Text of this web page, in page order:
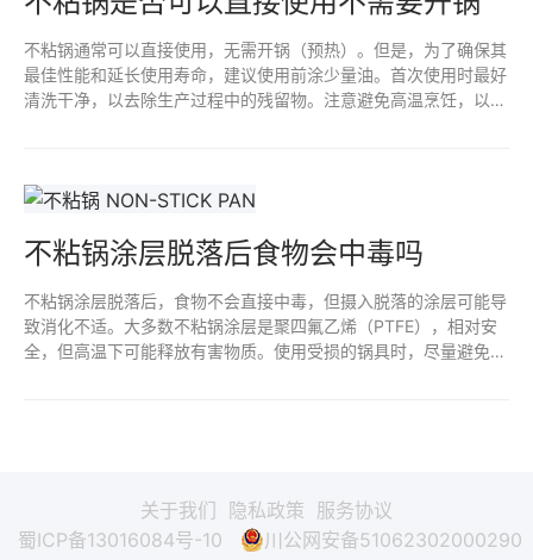
不粘锅通常可以直接使用，无需开锅（预热）。但是，为了确保其
最佳性能和延长使用寿命，建议使用前涂少量油。首次使用时最好
清洗干净，以去除生产过程中的残留物。注意避免高温烹饪，以防
不粘锅涂层脱落后食物会中毒吗
不粘锅涂层脱落后，食物不会直接中毒，但摄入脱落的涂层可能导
致消化不适。大多数不粘锅涂层是聚四氟乙烯（PTFE），相对安
全，但高温下可能释放有害物质。使用受损的锅具时，尽量避免高
关于我们 隐私政策 服务协议
蜀ICP备13016084号-10
川公网安备51062302000290